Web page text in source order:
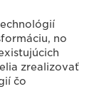
no
zrealizovať
čo